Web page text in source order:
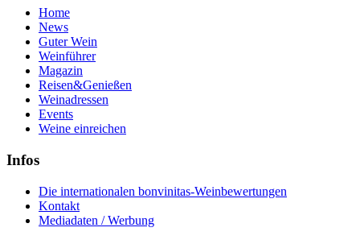
Home
News
Guter Wein
Weinführer
Magazin
Reisen&Genießen
Weinadressen
Events
Weine einreichen
Infos
Die internationalen bonvinitas-Weinbewertungen
Kontakt
Mediadaten / Werbung